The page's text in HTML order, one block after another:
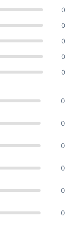
0
0
0
0
0
0
0
0
0
0
0